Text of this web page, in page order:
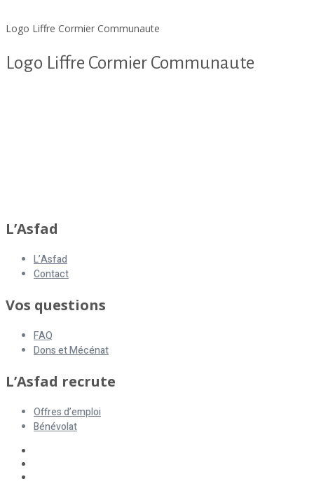
Logo Liffre Cormier Communaute
Logo Liffre Cormier Communaute
L’Asfad
L’Asfad
Contact
Vos questions
FAQ
Dons et Mécénat
L’Asfad recrute
Offres d’emploi
Bénévolat